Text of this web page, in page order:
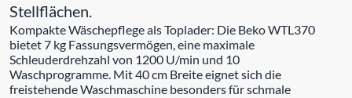
Stellflächen.
Kompakte Wäschepflege als Toplader: Die Beko WTL370
bietet 7 kg Fassungsvermögen, eine maximale
Schleuderdrehzahl von 1200 U/min und 10
Waschprogramme. Mit 40 cm Breite eignet sich die
freistehende Waschmaschine besonders für schmale